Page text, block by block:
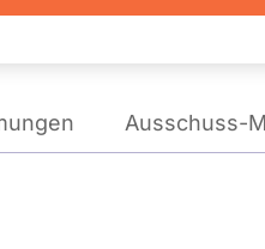
Ausschuss-